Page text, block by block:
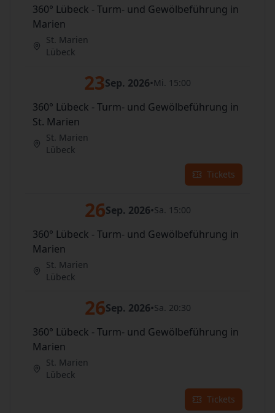
360° Lübeck - Turm- und Gewölbeführung in
Marien
St. Marien
Lübeck
23Sep. 2026•Mi. 15:00
360° Lübeck - Turm- und Gewölbeführung in
St. Marien
St. Marien
Lübeck
Tickets
26Sep. 2026•Sa. 15:00
360° Lübeck - Turm- und Gewölbeführung in
Marien
St. Marien
Lübeck
26Sep. 2026•Sa. 20:30
360° Lübeck - Turm- und Gewölbeführung in
Marien
St. Marien
Lübeck
Tickets